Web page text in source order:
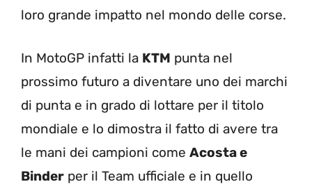
loro grande impatto nel mondo delle corse.
In MotoGP infatti la KTM punta nel
prossimo futuro a diventare uno dei marchi
di punta e in grado di lottare per il titolo
mondiale e lo dimostra il fatto di avere tra
le mani dei campioni come Acosta e
Binder per il Team ufficiale e in quello